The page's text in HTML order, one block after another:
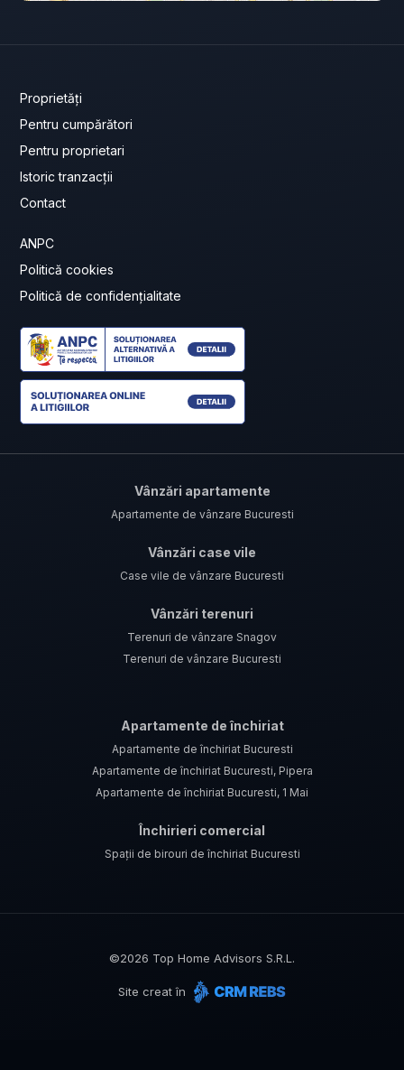
Proprietăți
Pentru cumpărători
Pentru proprietari
Istoric tranzacții
Contact
ANPC
Politică cookies
Politică de confidențialitate
Vânzări apartamente
Apartamente de vânzare Bucuresti
Vânzări case vile
Case vile de vânzare Bucuresti
Vânzări terenuri
Terenuri de vânzare Snagov
Terenuri de vânzare Bucuresti
Apartamente de închiriat
Apartamente de închiriat Bucuresti
Apartamente de închiriat Bucuresti, Pipera
Apartamente de închiriat Bucuresti, 1 Mai
Închirieri comercial
Spații de birouri de închiriat Bucuresti
©2026 Top Home Advisors S.R.L.
Site creat în